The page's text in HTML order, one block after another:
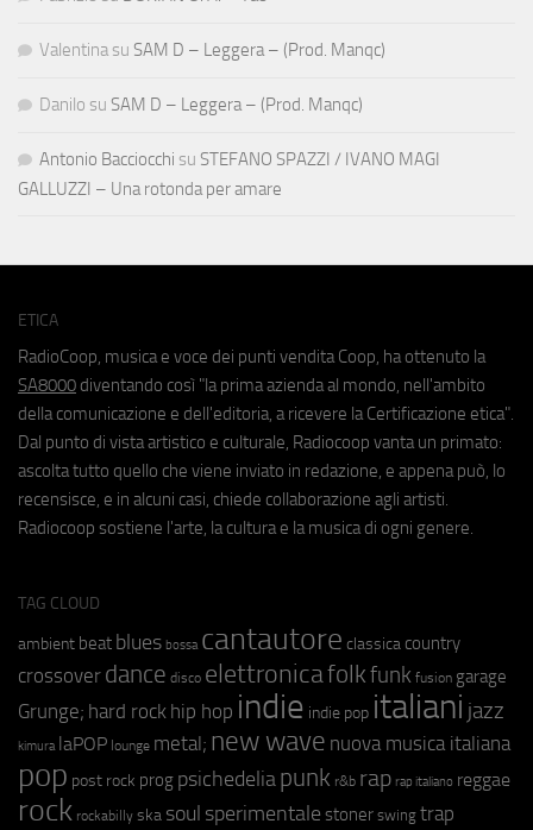
Valentina su SAM D – Leggera – (Prod. Manqc)
Danilo su SAM D – Leggera – (Prod. Manqc)
Antonio Bacciocchi su STEFANO SPAZZI / IVANO MAGI
GALLUZZI – Una rotonda per amare
ETICA
RadioCoop, musica e voce dei punti vendita Coop, ha ottenuto la
SA8000 diventando così "la prima azienda al mondo, nell'ambito
della comunicazione e dell'editoria, a ricevere la Certificazione etica".
Dal punto di vista artistico e culturale, Radiocoop vanta un primato:
ascolta tutto quello che viene inviato in redazione, e appena può, lo
recensisce, e in alcuni casi, chiede collaborazione agli artisti.
Radiocoop sostiene l'arte, la cultura e la musica di ogni genere.
TAG CLOUD
ambient beat blues bossa cantautore classica country
crossover dance disco elettronicafolkfunk fusion garage
Grunge; hard rock hip hop indie indie pop italiani jazz
kimura laPOP lounge metal; new wave nuova musica italiana
pop post rock prog psichedeliapunk r&b rap rap italiano reggae
rock rockabilly ska soul sperimentale stoner swing trap